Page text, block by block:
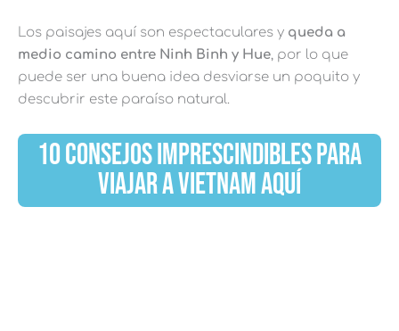
Los paisajes aquí son espectaculares y queda a
medio camino entre Ninh Binh y Hue, por lo que
puede ser una buena idea desviarse un poquito y
descubrir este paraíso natural.
10 CONSEJOS IMPRESCINDIBLES PARA
VIAJAR A VIETNAM AQUÍ